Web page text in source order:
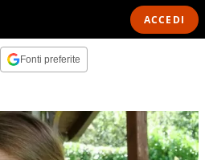
ACCEDI
Fonti preferite